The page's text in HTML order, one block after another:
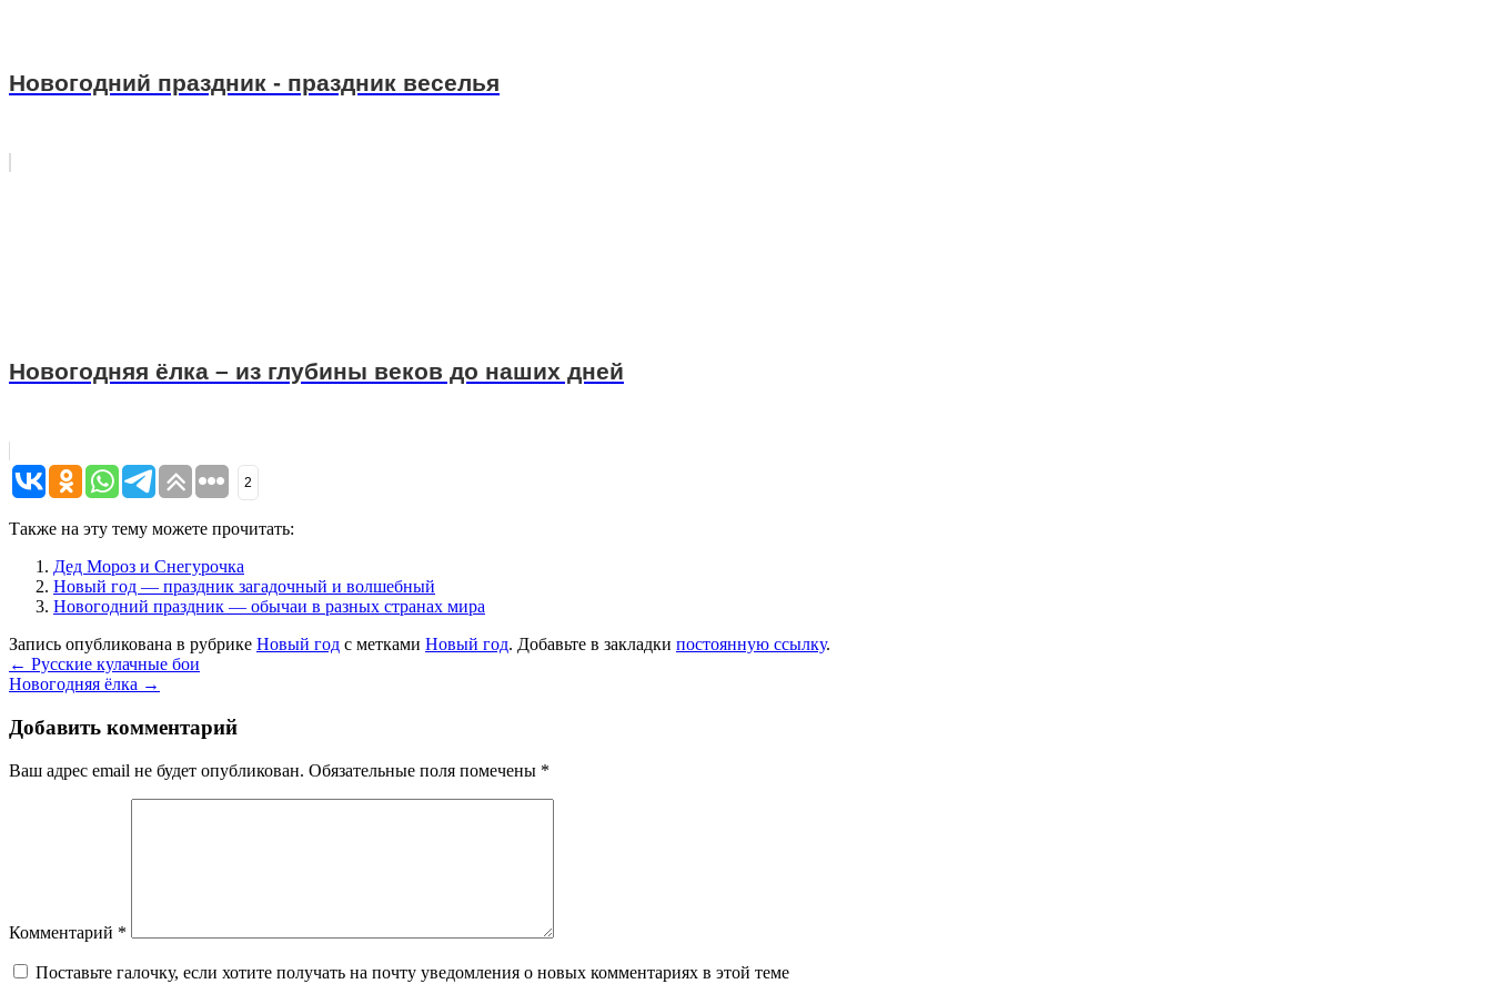
Новогодний праздник - праздник веселья
Новогодняя ёлка – из глубины веков до наших дней
2
Также на эту тему можете прочитать:
Дед Мороз и Снегурочка
Новый год — праздник загадочный и волшебный
Новогодний праздник — обычаи в разных странах мира
Запись опубликована в рубрике Новый год с метками Новый год. Добавьте в закладки постоянную ссылку.
← Русские кулачные бои
Новогодняя ёлка →
Добавить комментарий
Ваш адрес email не будет опубликован. Обязательные поля помечены *
Комментарий *
Поставьте галочку, если хотите получать на почту уведомления о новых комментариях в этой теме